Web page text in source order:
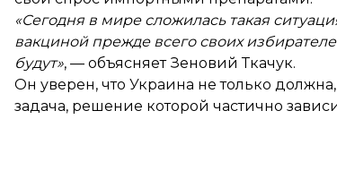
«Сегодня в мире сложилась такая
вакциной прежде всего своих
будут», — объясняет Зеновий Ткачук.
Он уверен, что Украина не только
задача, решение которой частично